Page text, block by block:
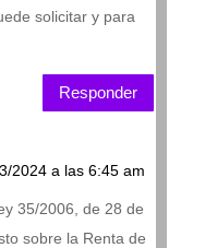
solicitar y para
Responder
2024 a las 6:45 am
35/2006, de 28 de
sobre la Renta de